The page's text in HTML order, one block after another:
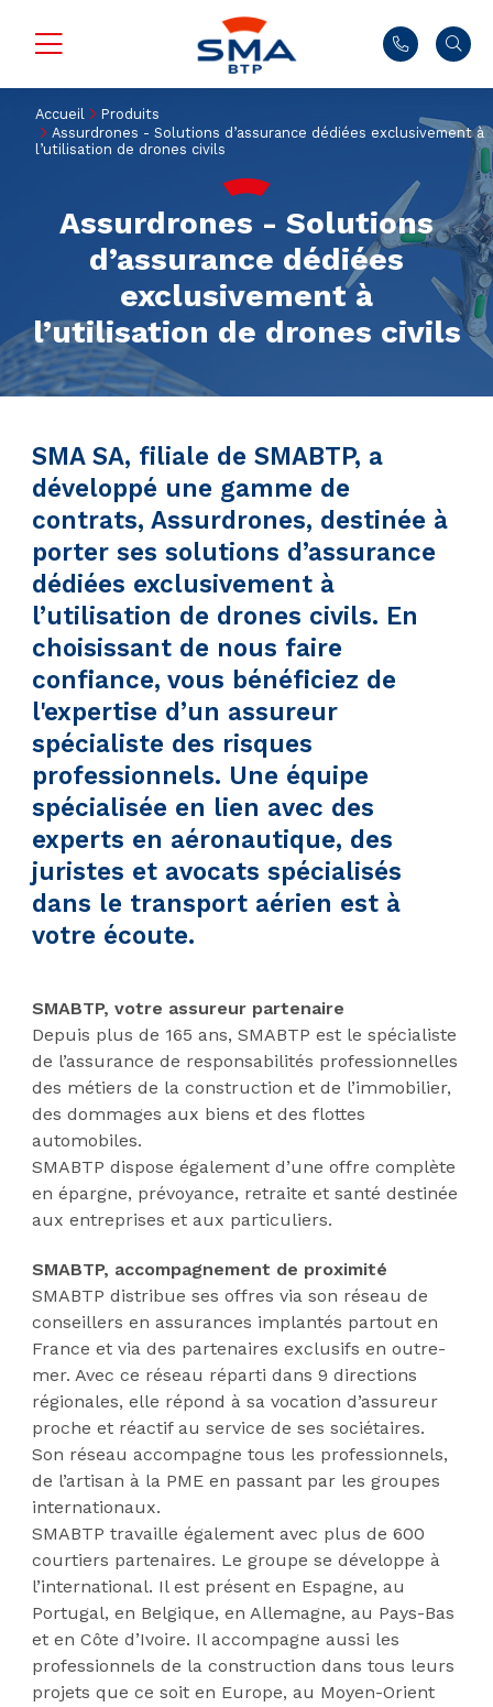
Accueil
Produits
Assurdrones - Solutions d’assurance dédiées exclusivement à
l’utilisation de drones civils
Assurdrones - Solutions
d’assurance dédiées
exclusivement à
l’utilisation de drones civils
SMA SA, filiale de SMABTP, a
développé une gamme de
contrats, Assurdrones, destinée à
porter ses solutions d’assurance
dédiées exclusivement à
l’utilisation de drones civils. En
choisissant de nous faire
confiance, vous bénéficiez de
l'expertise d’un assureur
spécialiste des risques
professionnels. Une équipe
spécialisée en lien avec des
experts en aéronautique, des
juristes et avocats spécialisés
dans le transport aérien est à
votre écoute.
SMABTP, votre assureur partenaire
Depuis plus de 165 ans, SMABTP est le spécialiste
de l’assurance de responsabilités professionnelles
des métiers de la construction et de l’immobilier,
des dommages aux biens et des flottes
automobiles.
SMABTP dispose également d’une offre complète
en épargne, prévoyance, retraite et santé destinée
aux entreprises et aux particuliers.
SMABTP, accompagnement de proximité
SMABTP distribue ses offres via son réseau de
conseillers en assurances implantés partout en
France et via des partenaires exclusifs en outre-
mer. Avec ce réseau réparti dans 9 directions
régionales, elle répond à sa vocation d’assureur
proche et réactif au service de ses sociétaires.
Son réseau accompagne tous les professionnels,
de l’artisan à la PME en passant par les groupes
internationaux.
SMABTP travaille également avec plus de 600
courtiers partenaires. Le groupe se développe à
l’international. Il est présent en Espagne, au
Portugal, en Belgique, en Allemagne, au Pays-Bas
et en Côte d’Ivoire. Il accompagne aussi les
professionnels de la construction dans tous leurs
projets que ce soit en Europe, au Moyen-Orient